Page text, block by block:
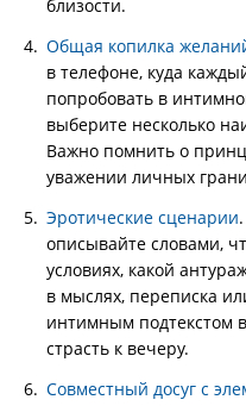
близости.
Общая копилка
в телефоне, куда
попробовать в
выберите несколько
Важно помнить о
уважении личных
Эротические сценарии
описывайте словами,
условиях, какой
в мыслях, переписка
интимным подтекстом
страсть к вечеру.
Совместный досуг с